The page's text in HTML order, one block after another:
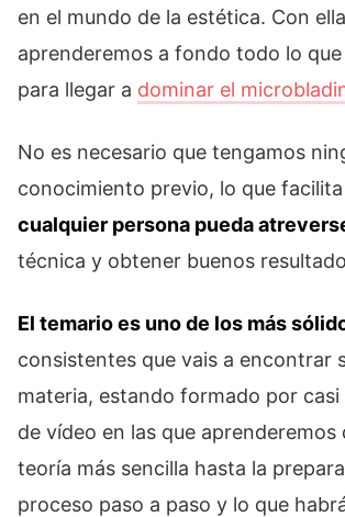
en el mundo de la estética. Con ella
aprenderemos a fondo todo lo
para llegar a dominar el
No es necesario que tengamos
conocimiento previo, lo que facilita
cualquier persona pueda
técnica y obtener buenos
El temario es uno de los más
consistentes que vais a encontrar
materia, estando formado por
de vídeo en las que aprenderemos
teoría más sencilla hasta la
proceso paso a paso y lo que